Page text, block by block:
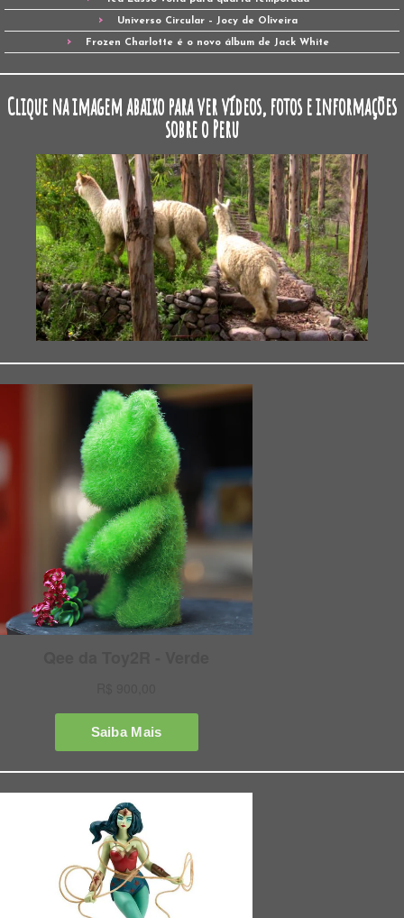
Universo Circular – Jocy de Oliveira
Frozen Charlotte é o novo álbum de Jack White
Clique na imagem abaixo para ver vídeos, fotos e informações
sobre o Peru